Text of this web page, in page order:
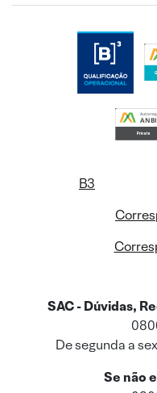
B3
SAC - Dúvidas,
De segunda a
Se não